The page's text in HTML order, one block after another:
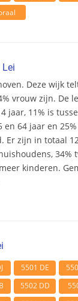
Deze wijk
vrouw zijn. De
jaar, 11% is
en 64 jaar en
Er zijn in totaal
34%
kinderen.
5501 DE
5502 DD